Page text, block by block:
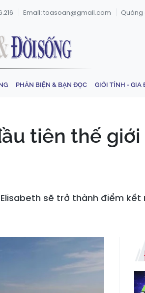
Email: toasoan@gmail.com Quảng
PHẢN BIỆN & BẠN ĐỌC GIỚI TÍNH - GIA
tiên thế giới
sẽ trở thành điểm kết